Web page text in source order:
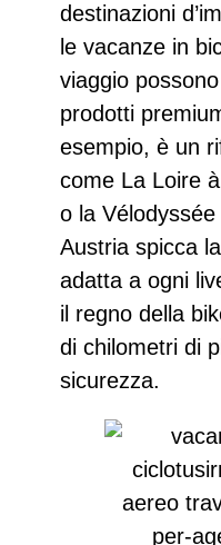
destinazioni
le vacanze in
viaggio
prodotti
esempio, è un
come La Loire
o la Vélodyssée
Austria spicca la
adatta a ogni
il regno della
di chilometri di
sicurezza.